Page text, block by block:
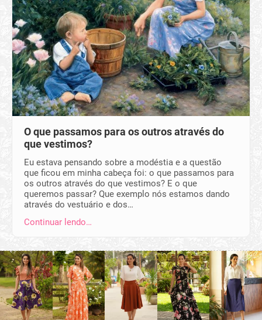
O que passamos para os outros através do
que vestimos?
Eu estava pensando sobre a modéstia e a questão
que ficou em minha cabeça foi: o que passamos para
os outros através do que vestimos? E o que
queremos passar? Que exemplo nós estamos dando
através do vestuário e dos…
Continuar lendo…